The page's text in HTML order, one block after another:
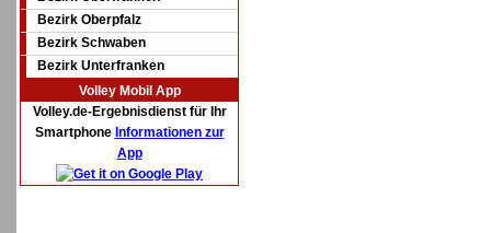
Bezirk Oberpfalz
Bezirk Schwaben
Bezirk Unterfranken
Volley Mobil App
Volley.de-Ergebnisdienst für Ihr
Smartphone Informationen zur
App